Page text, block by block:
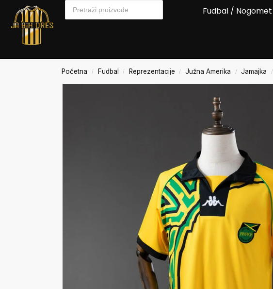
Fudbal / Nogomet
Početna / Fudbal / Reprezentacije / Južna Amerika / Jamajka /